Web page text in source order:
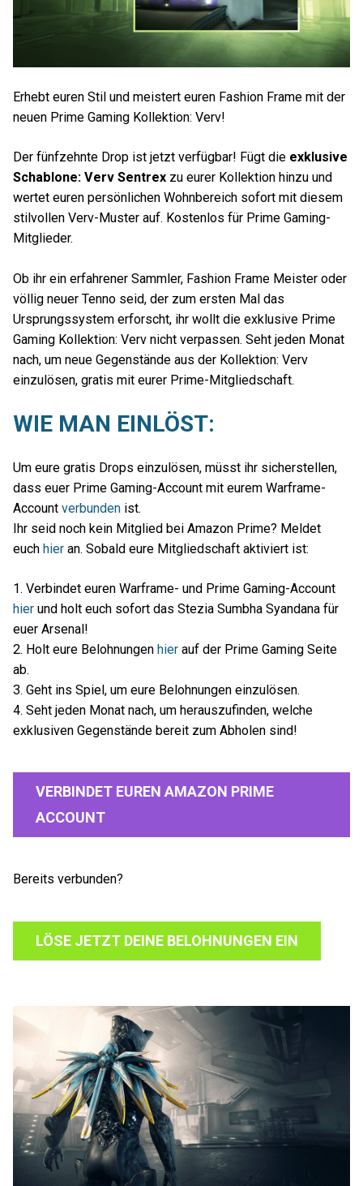
Erhebt euren Stil und meistert euren Fashion Frame mit der
neuen Prime Gaming Kollektion: Verv!
Der fünfzehnte Drop ist jetzt verfügbar! Fügt die exklusive
Schablone: Verv Sentrex zu eurer Kollektion hinzu und
wertet euren persönlichen Wohnbereich sofort mit diesem
stilvollen Verv-Muster auf. Kostenlos für Prime Gaming-
Mitglieder.
Ob ihr ein erfahrener Sammler, Fashion Frame Meister oder
völlig neuer Tenno seid, der zum ersten Mal das
Ursprungssystem erforscht, ihr wollt die exklusive Prime
Gaming Kollektion: Verv nicht verpassen. Seht jeden Monat
nach, um neue Gegenstände aus der Kollektion: Verv
einzulösen, gratis mit eurer Prime-Mitgliedschaft.
WIE MAN EINLÖST:
Um eure gratis Drops einzulösen, müsst ihr sicherstellen,
dass euer Prime Gaming-Account mit eurem Warframe-
Account verbunden ist.
Ihr seid noch kein Mitglied bei Amazon Prime? Meldet
euch hier an. Sobald eure Mitgliedschaft aktiviert ist:
1. Verbindet euren Warframe- und Prime Gaming-Account
hier und holt euch sofort das Stezia Sumbha Syandana für
euer Arsenal!
2. Holt eure Belohnungen hier auf der Prime Gaming Seite
ab.
3. Geht ins Spiel, um eure Belohnungen einzulösen.
4. Seht jeden Monat nach, um herauszufinden, welche
exklusiven Gegenstände bereit zum Abholen sind!
VERBINDET EUREN AMAZON PRIME
ACCOUNT
Bereits verbunden?
LÖSE JETZT DEINE BELOHNUNGEN EIN